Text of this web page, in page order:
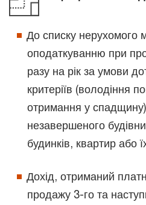
До списку нерухомого
оподаткуванню при
разу на рік за умови
критеріїв (володіння
отримання у
незавершеного
будинків, квартир або
Дохід, отриманий
продажу 3-го та